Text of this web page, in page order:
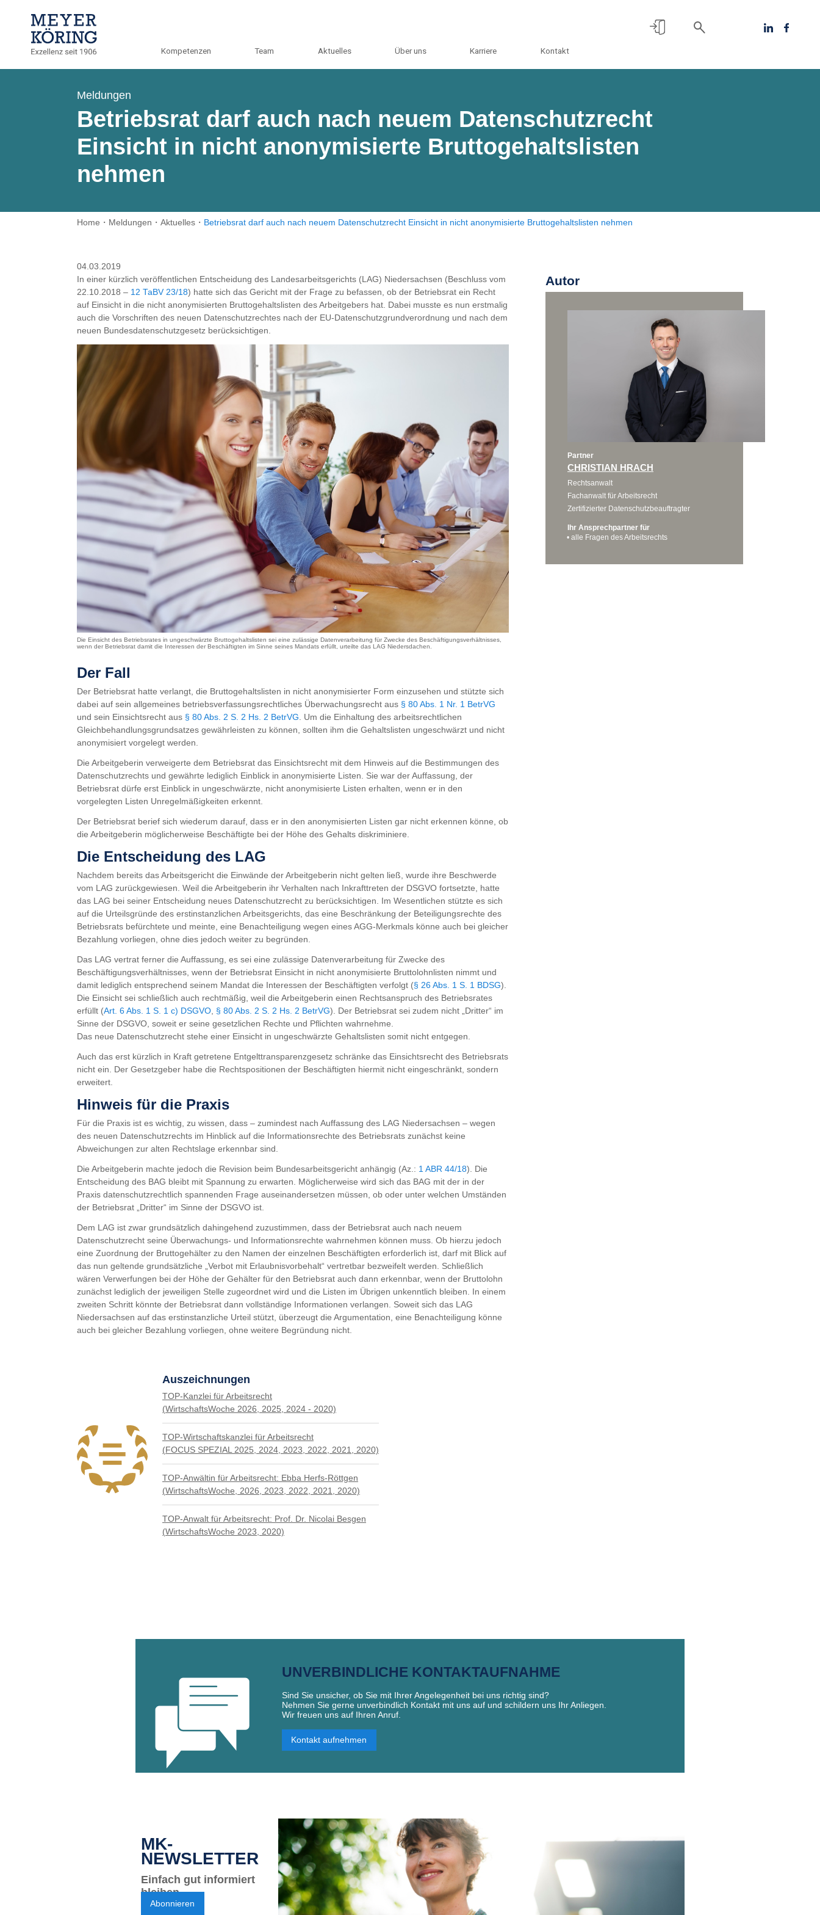
Kompetenzen Team Aktuelles Über uns Karriere Kontakt
Meldungen
Betriebsrat darf auch nach neuem Datenschutzrecht
Einsicht in nicht anonymisierte Bruttogehaltslisten
nehmen
Home ・ Meldungen ・ Aktuelles ・ Betriebsrat darf auch nach neuem Datenschutzrecht Einsicht in nicht anonymisierte Bruttogehaltslisten nehmen
04.03.2019
In einer kürzlich veröffentlichen Entscheidung des Landesarbeitsgerichts (LAG) Niedersachsen (Beschluss vom
22.10.2018 – 12 TaBV 23/18) hatte sich das Gericht mit der Frage zu befassen, ob der Betriebsrat ein Recht
auf Einsicht in die nicht anonymisierten Bruttogehaltslisten des Arbeitgebers hat. Dabei musste es nun erstmalig
auch die Vorschriften des neuen Datenschutzrechtes nach der EU-Datenschutzgrundverordnung und nach dem
neuen Bundesdatenschutzgesetz berücksichtigen.
Die Einsicht des Betriebsrates in ungeschwärzte Bruttogehaltslisten sei eine zulässige Datenverarbeitung für Zwecke des Beschäftigungsverhältnisses,
wenn der Betriebsrat damit die Interessen der Beschäftigten im Sinne seines Mandats erfüllt, urteilte das LAG Niedersdachen.
Der Fall
Der Betriebsrat hatte verlangt, die Bruttogehaltslisten in nicht anonymisierter Form einzusehen und stützte sich
dabei auf sein allgemeines betriebsverfassungsrechtliches Überwachungsrecht aus § 80 Abs. 1 Nr. 1 BetrVG
und sein Einsichtsrecht aus § 80 Abs. 2 S. 2 Hs. 2 BetrVG. Um die Einhaltung des arbeitsrechtlichen
Gleichbehandlungsgrundsatzes gewährleisten zu können, sollten ihm die Gehaltslisten ungeschwärzt und nicht
anonymisiert vorgelegt werden.
Die Arbeitgeberin verweigerte dem Betriebsrat das Einsichtsrecht mit dem Hinweis auf die Bestimmungen des
Datenschutzrechts und gewährte lediglich Einblick in anonymisierte Listen. Sie war der Auffassung, der
Betriebsrat dürfe erst Einblick in ungeschwärzte, nicht anonymisierte Listen erhalten, wenn er in den
vorgelegten Listen Unregelmäßigkeiten erkennt.
Der Betriebsrat berief sich wiederum darauf, dass er in den anonymisierten Listen gar nicht erkennen könne, ob
die Arbeitgeberin möglicherweise Beschäftigte bei der Höhe des Gehalts diskriminiere.
Die Entscheidung des LAG
Nachdem bereits das Arbeitsgericht die Einwände der Arbeitgeberin nicht gelten ließ, wurde ihre Beschwerde
vom LAG zurückgewiesen. Weil die Arbeitgeberin ihr Verhalten nach Inkrafttreten der DSGVO fortsetzte, hatte
das LAG bei seiner Entscheidung neues Datenschutzrecht zu berücksichtigen. Im Wesentlichen stützte es sich
auf die Urteilsgründe des erstinstanzlichen Arbeitsgerichts, das eine Beschränkung der Beteiligungsrechte des
Betriebsrats befürchtete und meinte, eine Benachteiligung wegen eines AGG-Merkmals könne auch bei gleicher
Bezahlung vorliegen, ohne dies jedoch weiter zu begründen.
Das LAG vertrat ferner die Auffassung, es sei eine zulässige Datenverarbeitung für Zwecke des
Beschäftigungsverhältnisses, wenn der Betriebsrat Einsicht in nicht anonymisierte Bruttolohnlisten nimmt und
damit lediglich entsprechend seinem Mandat die Interessen der Beschäftigten verfolgt (§ 26 Abs. 1 S. 1 BDSG).
Die Einsicht sei schließlich auch rechtmäßig, weil die Arbeitgeberin einen Rechtsanspruch des Betriebsrates
erfüllt (Art. 6 Abs. 1 S. 1 c) DSGVO, § 80 Abs. 2 S. 2 Hs. 2 BetrVG). Der Betriebsrat sei zudem nicht „Dritter“ im
Sinne der DSGVO, soweit er seine gesetzlichen Rechte und Pflichten wahrnehme.
Das neue Datenschutzrecht stehe einer Einsicht in ungeschwärzte Gehaltslisten somit nicht entgegen.
Auch das erst kürzlich in Kraft getretene Entgelttransparenzgesetz schränke das Einsichtsrecht des Betriebsrats
nicht ein. Der Gesetzgeber habe die Rechtspositionen der Beschäftigten hiermit nicht eingeschränkt, sondern
erweitert.
Hinweis für die Praxis
Für die Praxis ist es wichtig, zu wissen, dass – zumindest nach Auffassung des LAG Niedersachsen – wegen
des neuen Datenschutzrechts im Hinblick auf die Informationsrechte des Betriebsrats zunächst keine
Abweichungen zur alten Rechtslage erkennbar sind.
Die Arbeitgeberin machte jedoch die Revision beim Bundesarbeitsgericht anhängig (Az.: 1 ABR 44/18). Die
Entscheidung des BAG bleibt mit Spannung zu erwarten. Möglicherweise wird sich das BAG mit der in der
Praxis datenschutzrechtlich spannenden Frage auseinandersetzen müssen, ob oder unter welchen Umständen
der Betriebsrat „Dritter“ im Sinne der DSGVO ist.
Dem LAG ist zwar grundsätzlich dahingehend zuzustimmen, dass der Betriebsrat auch nach neuem
Datenschutzrecht seine Überwachungs- und Informationsrechte wahrnehmen können muss. Ob hierzu jedoch
eine Zuordnung der Bruttogehälter zu den Namen der einzelnen Beschäftigten erforderlich ist, darf mit Blick auf
das nun geltende grundsätzliche „Verbot mit Erlaubnisvorbehalt“ vertretbar bezweifelt werden. Schließlich
wären Verwerfungen bei der Höhe der Gehälter für den Betriebsrat auch dann erkennbar, wenn der Bruttolohn
zunächst lediglich der jeweiligen Stelle zugeordnet wird und die Listen im Übrigen unkenntlich bleiben. In einem
zweiten Schritt könnte der Betriebsrat dann vollständige Informationen verlangen. Soweit sich das LAG
Niedersachsen auf das erstinstanzliche Urteil stützt, überzeugt die Argumentation, eine Benachteiligung könne
auch bei gleicher Bezahlung vorliegen, ohne weitere Begründung nicht.
Auszeichnungen
TOP-Kanzlei für Arbeitsrecht
(WirtschaftsWoche 2026, 2025, 2024 - 2020)
TOP-Wirtschafts­kanzlei für Arbeits­recht
(FOCUS SPEZIAL 2025, 2024, 2023, 2022, 2021, 2020)
TOP-Anwältin für Arbeitsrecht: Ebba Herfs-Röttgen
(WirtschaftsWoche, 2026, 2023, 2022, 2021, 2020)
TOP-Anwalt für Arbeitsrecht: Prof. Dr. Nicolai Besgen
(WirtschaftsWoche 2023, 2020)
Autor
Partner
CHRISTIAN HRACH
Rechtsanwalt
Fachanwalt für Arbeitsrecht
Zertifizierter Datenschutzbeauftragter
Ihr Ansprechpartner für
alle Fragen des Arbeitsrechts
UNVERBINDLICHE KONTAKTAUFNAHME
Sind Sie unsicher, ob Sie mit Ihrer Angelegenheit bei uns richtig sind?
Nehmen Sie gerne unverbindlich Kontakt mit uns auf und schildern uns Ihr Anliegen.
Wir freuen uns auf Ihren Anruf.
Kontakt aufnehmen
MK-
NEWSLETTER
Einfach gut informiert
bleiben.
Abonnieren